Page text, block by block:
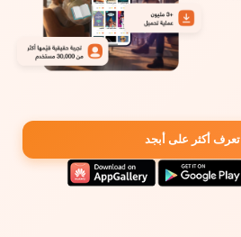
تعرف أكثر على أبجد